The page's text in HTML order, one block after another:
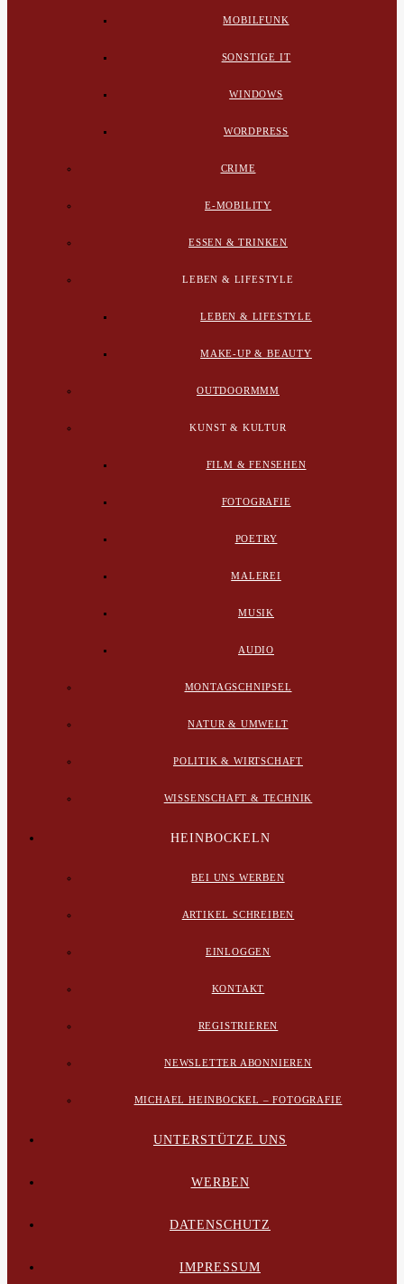
MOBILFUNK
SONSTIGE IT
WINDOWS
WORDPRESS
CRIME
E-MOBILITY
ESSEN & TRINKEN
LEBEN & LIFESTYLE
LEBEN & LIFESTYLE
MAKE-UP & BEAUTY
OUTDOORMMM
KUNST & KULTUR
FILM & FENSEHEN
FOTOGRAFIE
POETRY
MALEREI
MUSIK
AUDIO
MONTAGSCHNIPSEL
NATUR & UMWELT
POLITIK & WIRTSCHAFT
WISSENSCHAFT & TECHNIK
HEINBOCKELN
BEI UNS WERBEN
ARTIKEL SCHREIBEN
EINLOGGEN
KONTAKT
REGISTRIEREN
NEWSLETTER ABONNIEREN
MICHAEL HEINBOCKEL – FOTOGRAFIE
UNTERSTÜTZE UNS
WERBEN
DATENSCHUTZ
IMPRESSUM